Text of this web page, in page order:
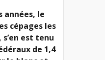
années, le
cépages les
est tenu
de 1,4